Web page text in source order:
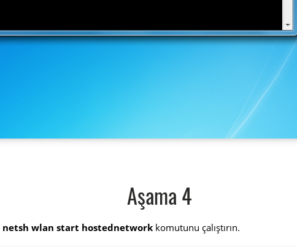
Aşama 4
netsh wlan start hostednetwork komutunu çalıştırın.